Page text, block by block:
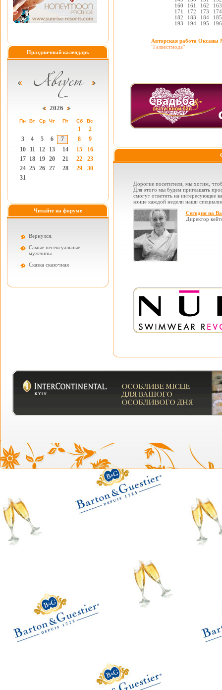
Праздничный календарь
2026
Пн Вт Ср Чт Пт Сб Вс
1
2
3
4 5 6 7 8
9
10
11 12 13 14 15
16
17
18 19 20 21 22
23
24 25 26 27 28 29
30
31
Читайте на форуме
Вернулся.
Самые несексуальные
мужчины
Cказка сказочная
160
161 162
163
171
172 173
174
182
183 184
185
193
194 195 196
Авторская работа Оксаны
"Галвестмода"
Дорогие посетители, мы хотим,
Для этого мы будем приглашать
смогут ответить на интересующие
конце каждой недели наши
Сегодня на
Директор